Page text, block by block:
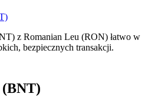
z Romanian Leu (RON) łatwo w
bezpiecznych transakcji.